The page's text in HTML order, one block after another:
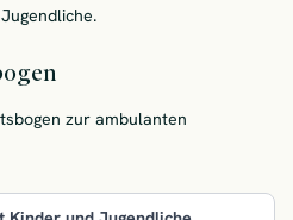
zur ambulanten